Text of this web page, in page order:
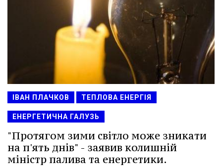
ІВАН ПЛАЧКОВ ТЕПЛОВА ЕНЕРГІЯ
ЕНЕРГЕТИЧНА ГАЛУЗЬ
"Протягом зими світло може зникати
на п'ять днів" - заявив колишній
міністр палива та енергетики.